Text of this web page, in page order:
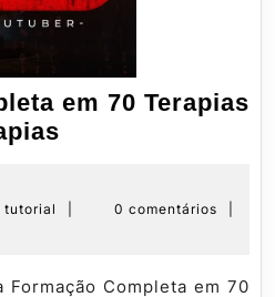
em 70 Terapias
70
Holísticas
tutorial
tutorial
0 comentários